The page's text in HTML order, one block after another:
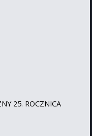
25. ROCZNICA